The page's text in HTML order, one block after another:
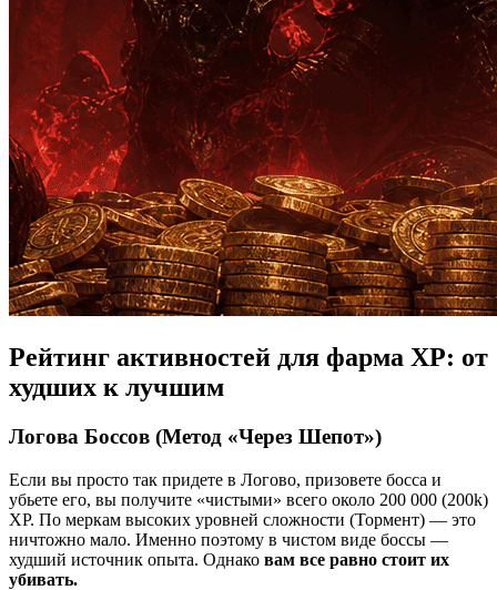
Рейтинг активностей для фарма XP: от
худших к лучшим
Логова Боссов (Метод «Через Шепот»)
Если вы просто так придете в Логово, призовете босса и
убьете его, вы получите «чистыми» всего около 200 000 (200k)
XP. По меркам высоких уровней сложности (Тормент) — это
ничтожно мало. Именно поэтому в чистом виде боссы —
худший источник опыта. Однако вам все равно стоит их
убивать.